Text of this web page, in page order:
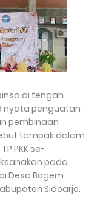
di tengah
nyata penguatan
pembinaan
tampak dalam
PKK se-
pada
Desa Bogem
Sidoarjo.